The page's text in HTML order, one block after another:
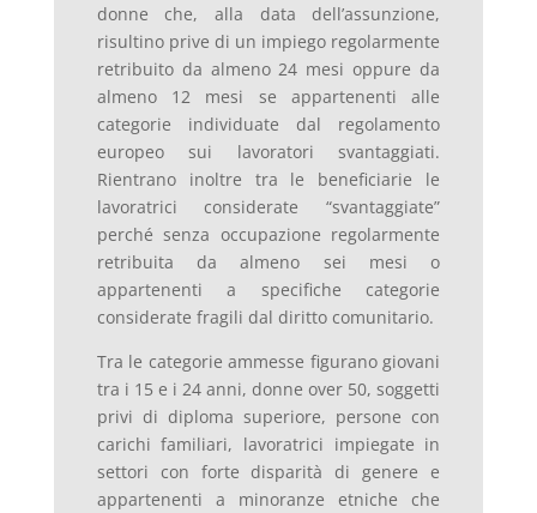
donne che, alla data dell’assunzione,
risultino prive di un impiego regolarmente
retribuito da almeno 24 mesi oppure da
almeno 12 mesi se appartenenti alle
categorie individuate dal regolamento
europeo sui lavoratori svantaggiati.
Rientrano inoltre tra le beneficiarie le
lavoratrici considerate “svantaggiate”
perché senza occupazione regolarmente
retribuita da almeno sei mesi o
appartenenti a specifiche categorie
considerate fragili dal diritto comunitario.
Tra le categorie ammesse figurano giovani
tra i 15 e i 24 anni, donne over 50, soggetti
privi di diploma superiore, persone con
carichi familiari, lavoratrici impiegate in
settori con forte disparità di genere e
appartenenti a minoranze etniche che